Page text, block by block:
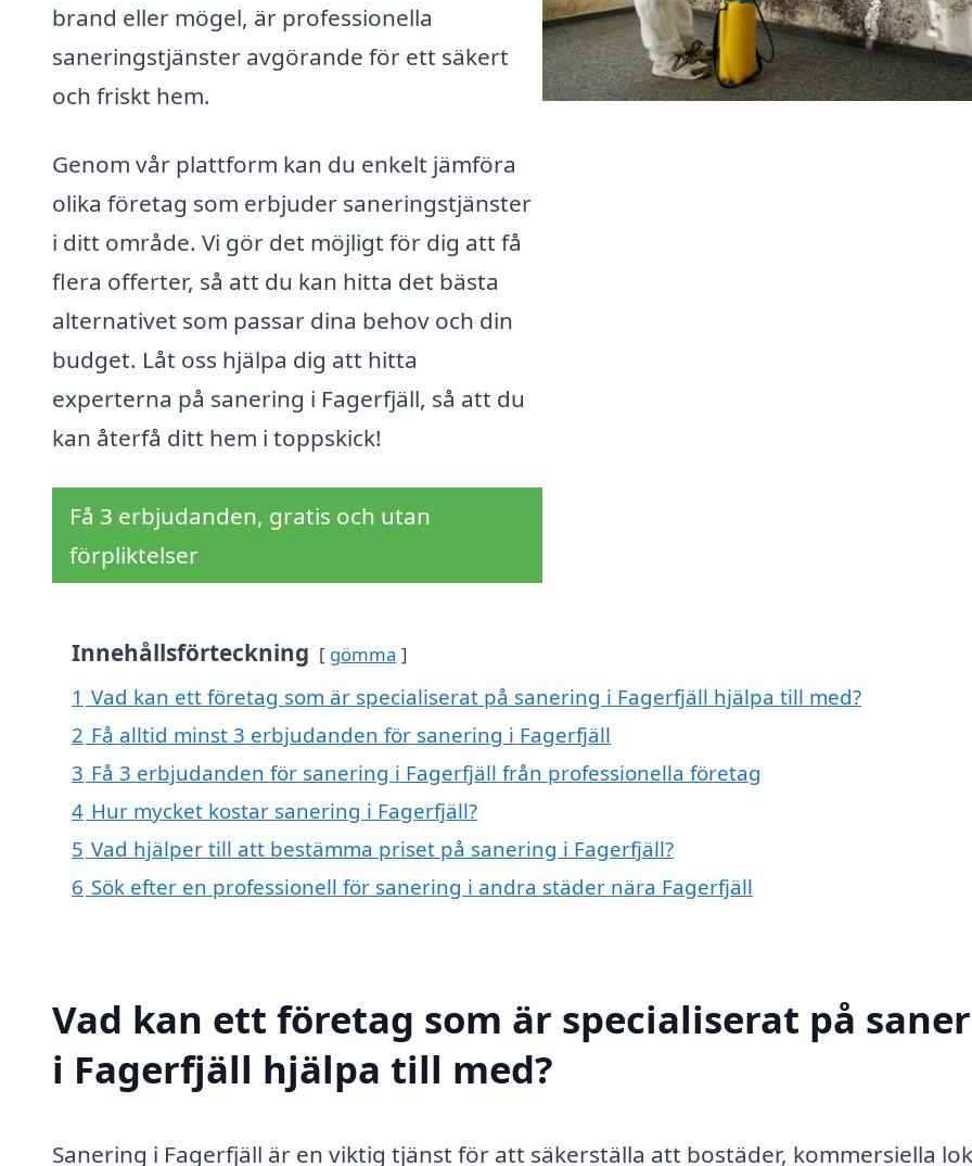
brand eller mögel, är professionella
saneringstjänster avgörande för ett säkert
och friskt hem.
Genom vår plattform kan du enkelt jämföra
olika företag som erbjuder saneringstjänster
i ditt område. Vi gör det möjligt för dig att få
flera offerter, så att du kan hitta det bästa
alternativet som passar dina behov och din
budget. Låt oss hjälpa dig att hitta
experterna på sanering i Fagerfjäll, så att du
kan återfå ditt hem i toppskick!
Få 3 erbjudanden, gratis och utan
förpliktelser
Innehållsförteckning gömma
1 Vad kan ett företag som är specialiserat på sanering i Fagerfjäll hjälpa till med?
2 Få alltid minst 3 erbjudanden för sanering i Fagerfjäll
3 Få 3 erbjudanden för sanering i Fagerfjäll från professionella företag
4 Hur mycket kostar sanering i Fagerfjäll?
5 Vad hjälper till att bestämma priset på sanering i Fagerfjäll?
6 Sök efter en professionell för sanering i andra städer nära Fagerfjäll
Vad kan ett företag som är specialiserat på
i Fagerfjäll hjälpa till med?
Sanering i Fagerfjäll är en viktig tjänst för att säkerställa att bostäder, kommersiella